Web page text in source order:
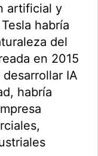
artificial y
habría
del
en 2015
IA
habría